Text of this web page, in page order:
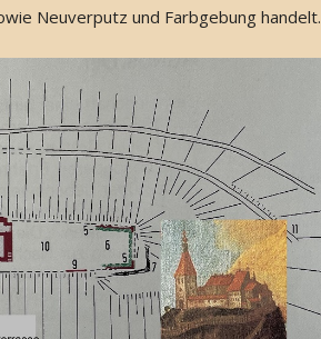
Neuverputz und Farbgebung handelt.